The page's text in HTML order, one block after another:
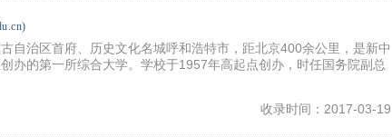
自治区首府、历史文化名城呼和浩特市，距北京400余公里，是新中
办的第一所综合大学。学校于1957年高起点创办，时任国务院副总
收录时间：2017-03-19